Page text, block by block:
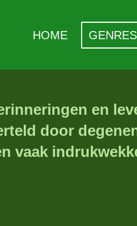
HOME GENRES
en
door
vaak